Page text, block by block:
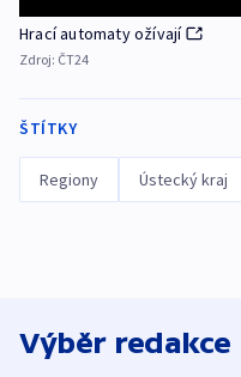
Hrací automaty ožívají
Zdroj: ČT24
ŠTÍTKY
Regiony Ústecký kraj
Výběr redakce